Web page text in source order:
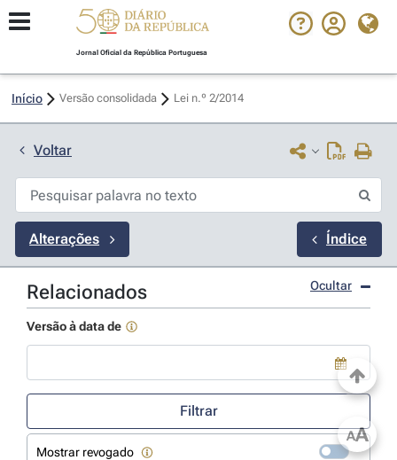
Jornal Oficial da República Portuguesa
Início Versão consolidada Lei n.º 2/2014
Voltar
Alterações Índice
Relacionados Ocultar
Versão à data de
Use a tecla de seta para baixo para abrir o calendário; Use as
Filtrar
Mostrar revogado
AA